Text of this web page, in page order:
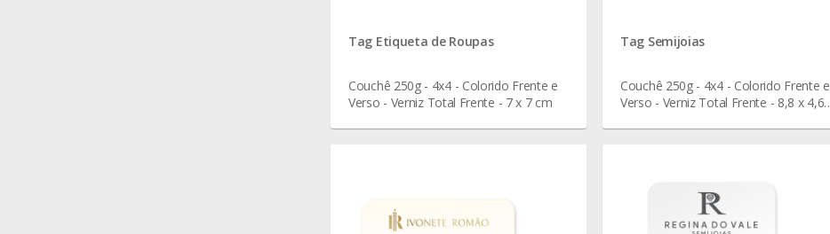
Tag Etiqueta de Roupas
Couchê 250g - 4x4 - Colorido Frente e
Verso - Verniz Total Frente - 7 x 7 cm
Tag Semijoias
Couchê 250g - 4x4 - Colorido Frente e
Verso - Verniz Total Frente - 8,8 x 4,6